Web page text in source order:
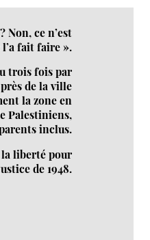
Non, ce n’est
l’a fait faire ».
trois fois par
de la ville
la zone en
Palestiniens,
inclus.
la liberté pour
de 1948.